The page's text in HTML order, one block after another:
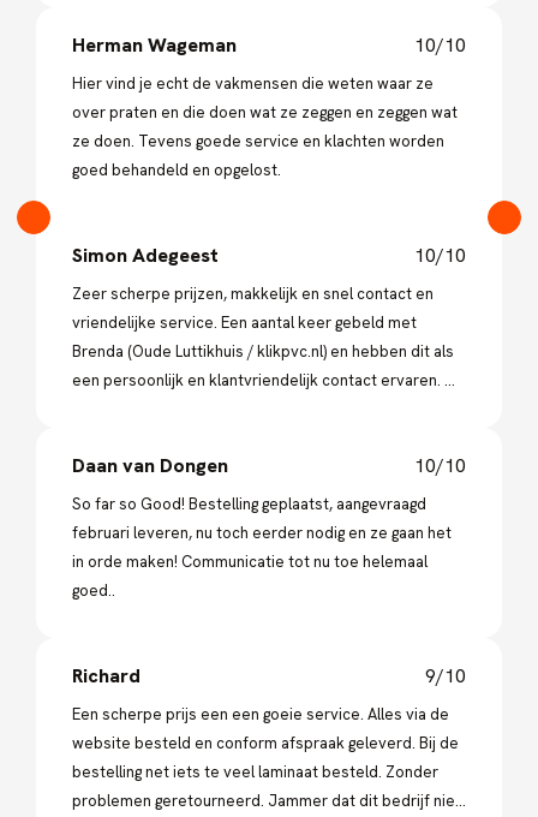
Herman Wageman 10/10
Hier vind je echt de vakmensen die weten waar ze
over praten en die doen wat ze zeggen en zeggen wat
ze doen. Tevens goede service en klachten worden
goed behandeld en opgelost.
Simon Adegeest 10/10
Zeer scherpe prijzen, makkelijk en snel contact en
vriendelijke service. Een aantal keer gebeld met
Brenda (Oude Luttikhuis / klikpvc.nl) en hebben dit als
een persoonlijk en klantvriendelijk contact ervaren. Wij
Daan van Dongen 10/10
So far so Good! Bestelling geplaatst, aangevraagd
februari leveren, nu toch eerder nodig en ze gaan het
in orde maken! Communicatie tot nu toe helemaal
goed..
Richard 9/10
Een scherpe prijs een een goeie service. Alles via de
website besteld en conform afspraak geleverd. Bij de
bestelling net iets te veel laminaat besteld. Zonder
problemen geretourneerd. Jammer dat dit bedrijf niet